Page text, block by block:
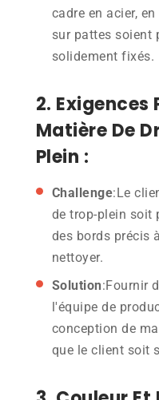
cadre en acier,
sur pattes soient
solidement fixés.
2. Exigences
Matière De
Plein :
Challenge:Le
de trop-plein soit
des bords précis
nettoyer.
Solution:Fournir
l'équipe de
conception de
que le client soit